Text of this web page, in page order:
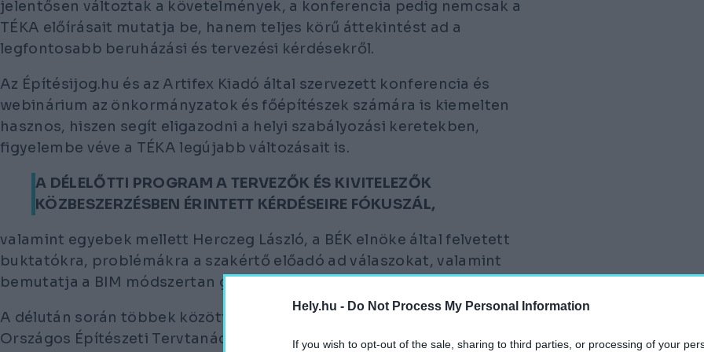
Hely.hu - Do Not Process My Personal Information
If you wish to opt-out of the sale, sharing to third parties, or processing of your
jelentősen változtak a követelmények, a konferencia pedig nemcsak a
TÉKA előírásait mutatja be, hanem teljes körű áttekintést ad a
legfontosabb beruházási és tervezési kérdésekről.
Az Építésijog.hu és az Artifex Kiadó által szervezett konferencia és
webinárium az önkormányzatok és főépítészek számára is kiemelten
hasznos, hiszen segít eligazodni a helyi szabályozási keretekben,
figyelembe véve a TÉKA legújabb változásait is.
A DÉLELŐTTI PROGRAM A TERVEZŐK ÉS KIVITELEZŐK
KÖZBESZERZÉSBEN ÉRINTETT KÉRDÉSEIRE FÓKUSZÁL,
valamint egyebek mellett Herczeg László, a BÉK elnöke által felvetett
buktatókra, problémákra a szakértő előadó ad válaszokat, valamint
bemutatja a BIM módszertan gyakorlati alkalmazását.”
A délután során többek között az Otthon Start Programról, az
Országos Építészeti Tervtanács tapasztalatairól és a 2025. második